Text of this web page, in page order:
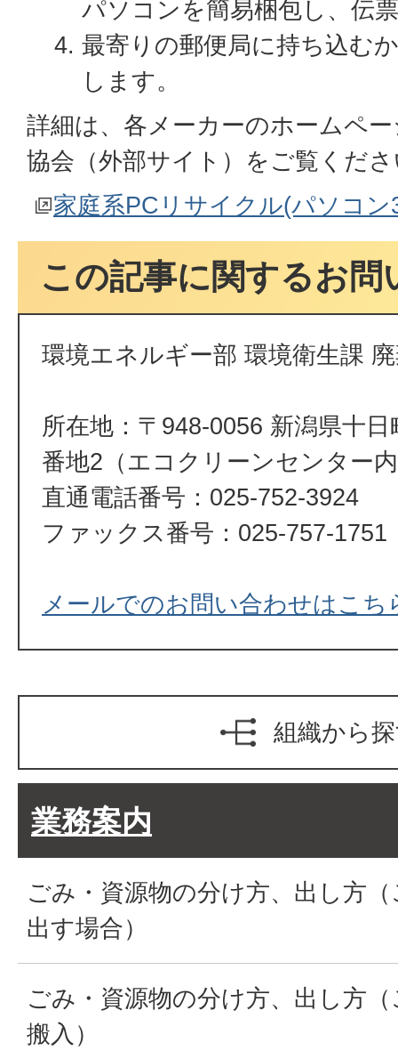
パソコンを簡易梱包し、伝
最寄りの郵便局に持ち込む
します。
詳細は、各メーカーのホームペ
協会（外部サイト）をご覧くだ
家庭系PCリサイクル(パソコ
この記事に関するお問
環境エネルギー部 環境衛生課
所在地：〒948-0056 新潟県十
番地2（エコクリーンセンター
直通電話番号：025-752-3924
ファックス番号：025-757-1751
メールでのお問い合わせはこち
組織から
業務案内
ごみ・資源物の分け方、出し方
出す場合）
ごみ・資源物の分け方、出し方
搬入）